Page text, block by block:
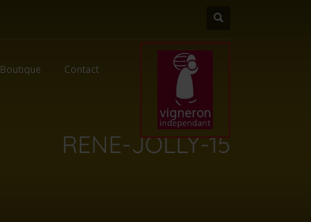
Boutique Contact
RENE-JOLLY-15